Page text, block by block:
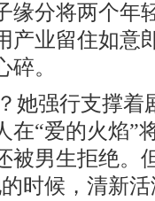
缘分将两个年
产业留住如意
。
她强行支撑着
在“爱的火焰”
被男生拒绝。
时候，清新